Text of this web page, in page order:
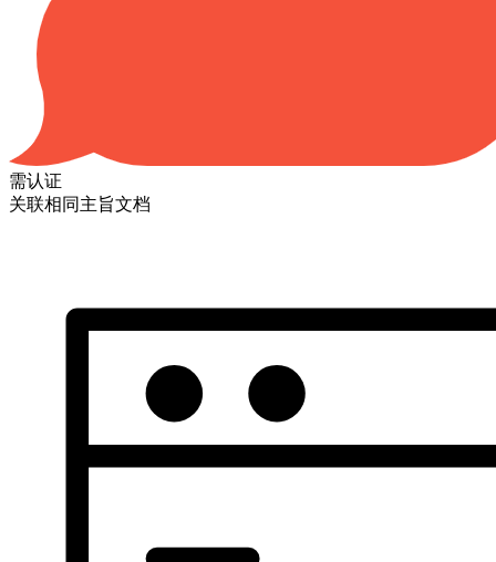
需认证
关联相同主旨文档